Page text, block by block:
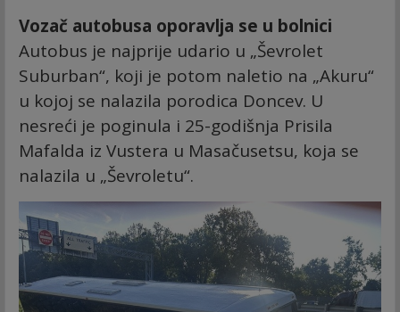
Vozač autobusa oporavlja se u bolnici
Autobus je najprije udario u „Ševrolet
Suburban“, koji je potom naletio na „Akuru“
u kojoj se nalazila porodica Doncev. U
nesreći je poginula i 25-godišnja Prisila
Mafalda iz Vustera u Masačusetsu, koja se
nalazila u „Ševroletu“.